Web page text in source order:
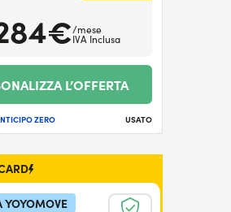
/mese
IVA Inclusa
L’OFFERTA
ZERO USATO
YOYOMOVE